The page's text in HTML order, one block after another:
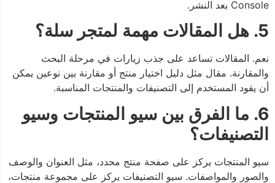
Console بعد النشر.
5. هل المقالات مهمة لمتجر سلة؟
نعم. المقالات تساعد على جذب زيارات في مرحلة البحث
والمقارنة. مقال مثل دليل اختيار منتج أو مقارنة بين نوعين يمكن
أن يقود المستخدم إلى التصنيفات والمنتجات المناسبة.
6. ما الفرق بين سيو المنتجات وسيو
التصنيفات؟
سيو المنتجات يركز على صفحة منتج محدد، مثل العنوان والوصف
والصور والمواصفات. سيو التصنيفات يركز على مجموعة منتجات،